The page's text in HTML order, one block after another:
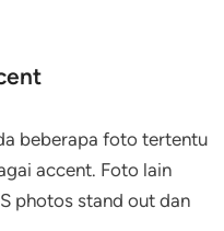
beberapa foto tertentu
accent. Foto lain
photos stand out dan